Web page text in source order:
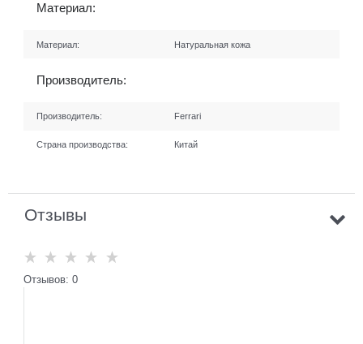
Материал:
Материал: Натуральная кожа
Производитель:
Производитель: Ferrari
Страна производства: Китай
Отзывы
Отзывов: 0